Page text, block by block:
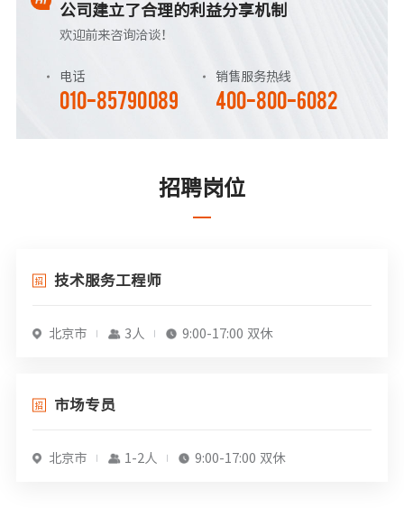
公司建立了合理的利益分享机制
欢迎前来咨询洽谈！
电话
010-85790089
销售服务热线
400-800-6082
招聘岗位
技术服务工程师
北京市 3人 9:00-17:00 双休
市场专员
北京市 1-2人 9:00-17:00 双休